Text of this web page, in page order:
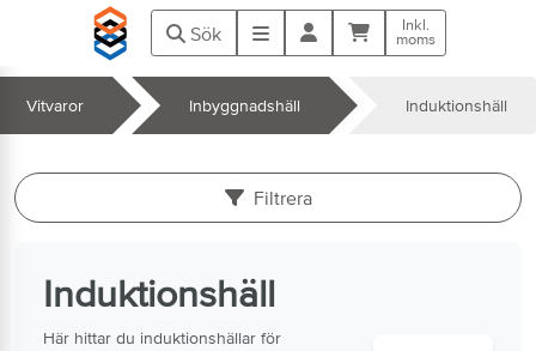
Hoppa till huvudinnehåll
Sök Meny Kundvagn
Inkl.
moms
Vitvaror Inbyggnadshäll Induktionshäll
Filtrera
Induktionshäll
Här hittar du induktionshällar för